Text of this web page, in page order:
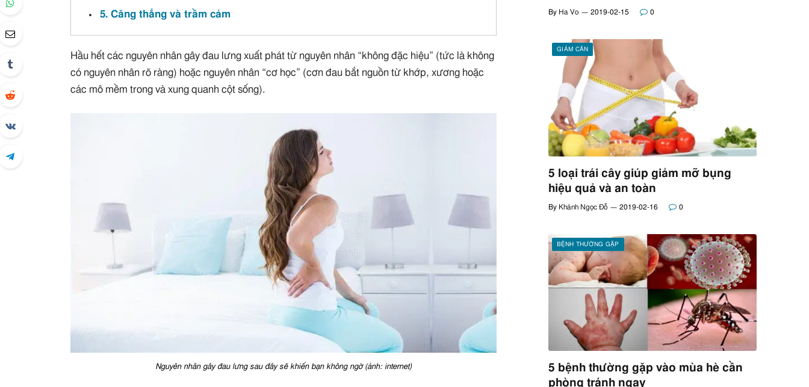
5. Căng thẳng và trầm cảm
Hầu hết các nguyên nhân gây đau lưng xuất phát từ nguyên nhân “không đặc hiệu” (tức là không
có nguyên nhân rõ ràng) hoặc nguyên nhân “cơ học” (cơn đau bắt nguồn từ khớp, xương hoặc
các mô mềm trong và xung quanh cột sống).
Nguyên nhân gây đau lưng sau đây sẽ khiến bạn không ngờ (ảnh: internet)
By Ha Vo 2019-02-15 0
GIẢM CÂN
5 loại trái cây giúp giảm mỡ bụng
hiệu quả và an toàn
By Khánh Ngọc Đỗ 2019-02-16 0
BỆNH THƯỜNG GẶP
5 bệnh thường gặp vào mùa hè cần
phòng tránh ngay